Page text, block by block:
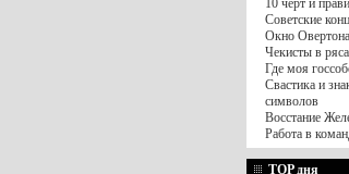
10 черт и
Советские
Окно
Чекисты в
Где моя
Свастика и
символов
Восстание
Работа в
TOP дня